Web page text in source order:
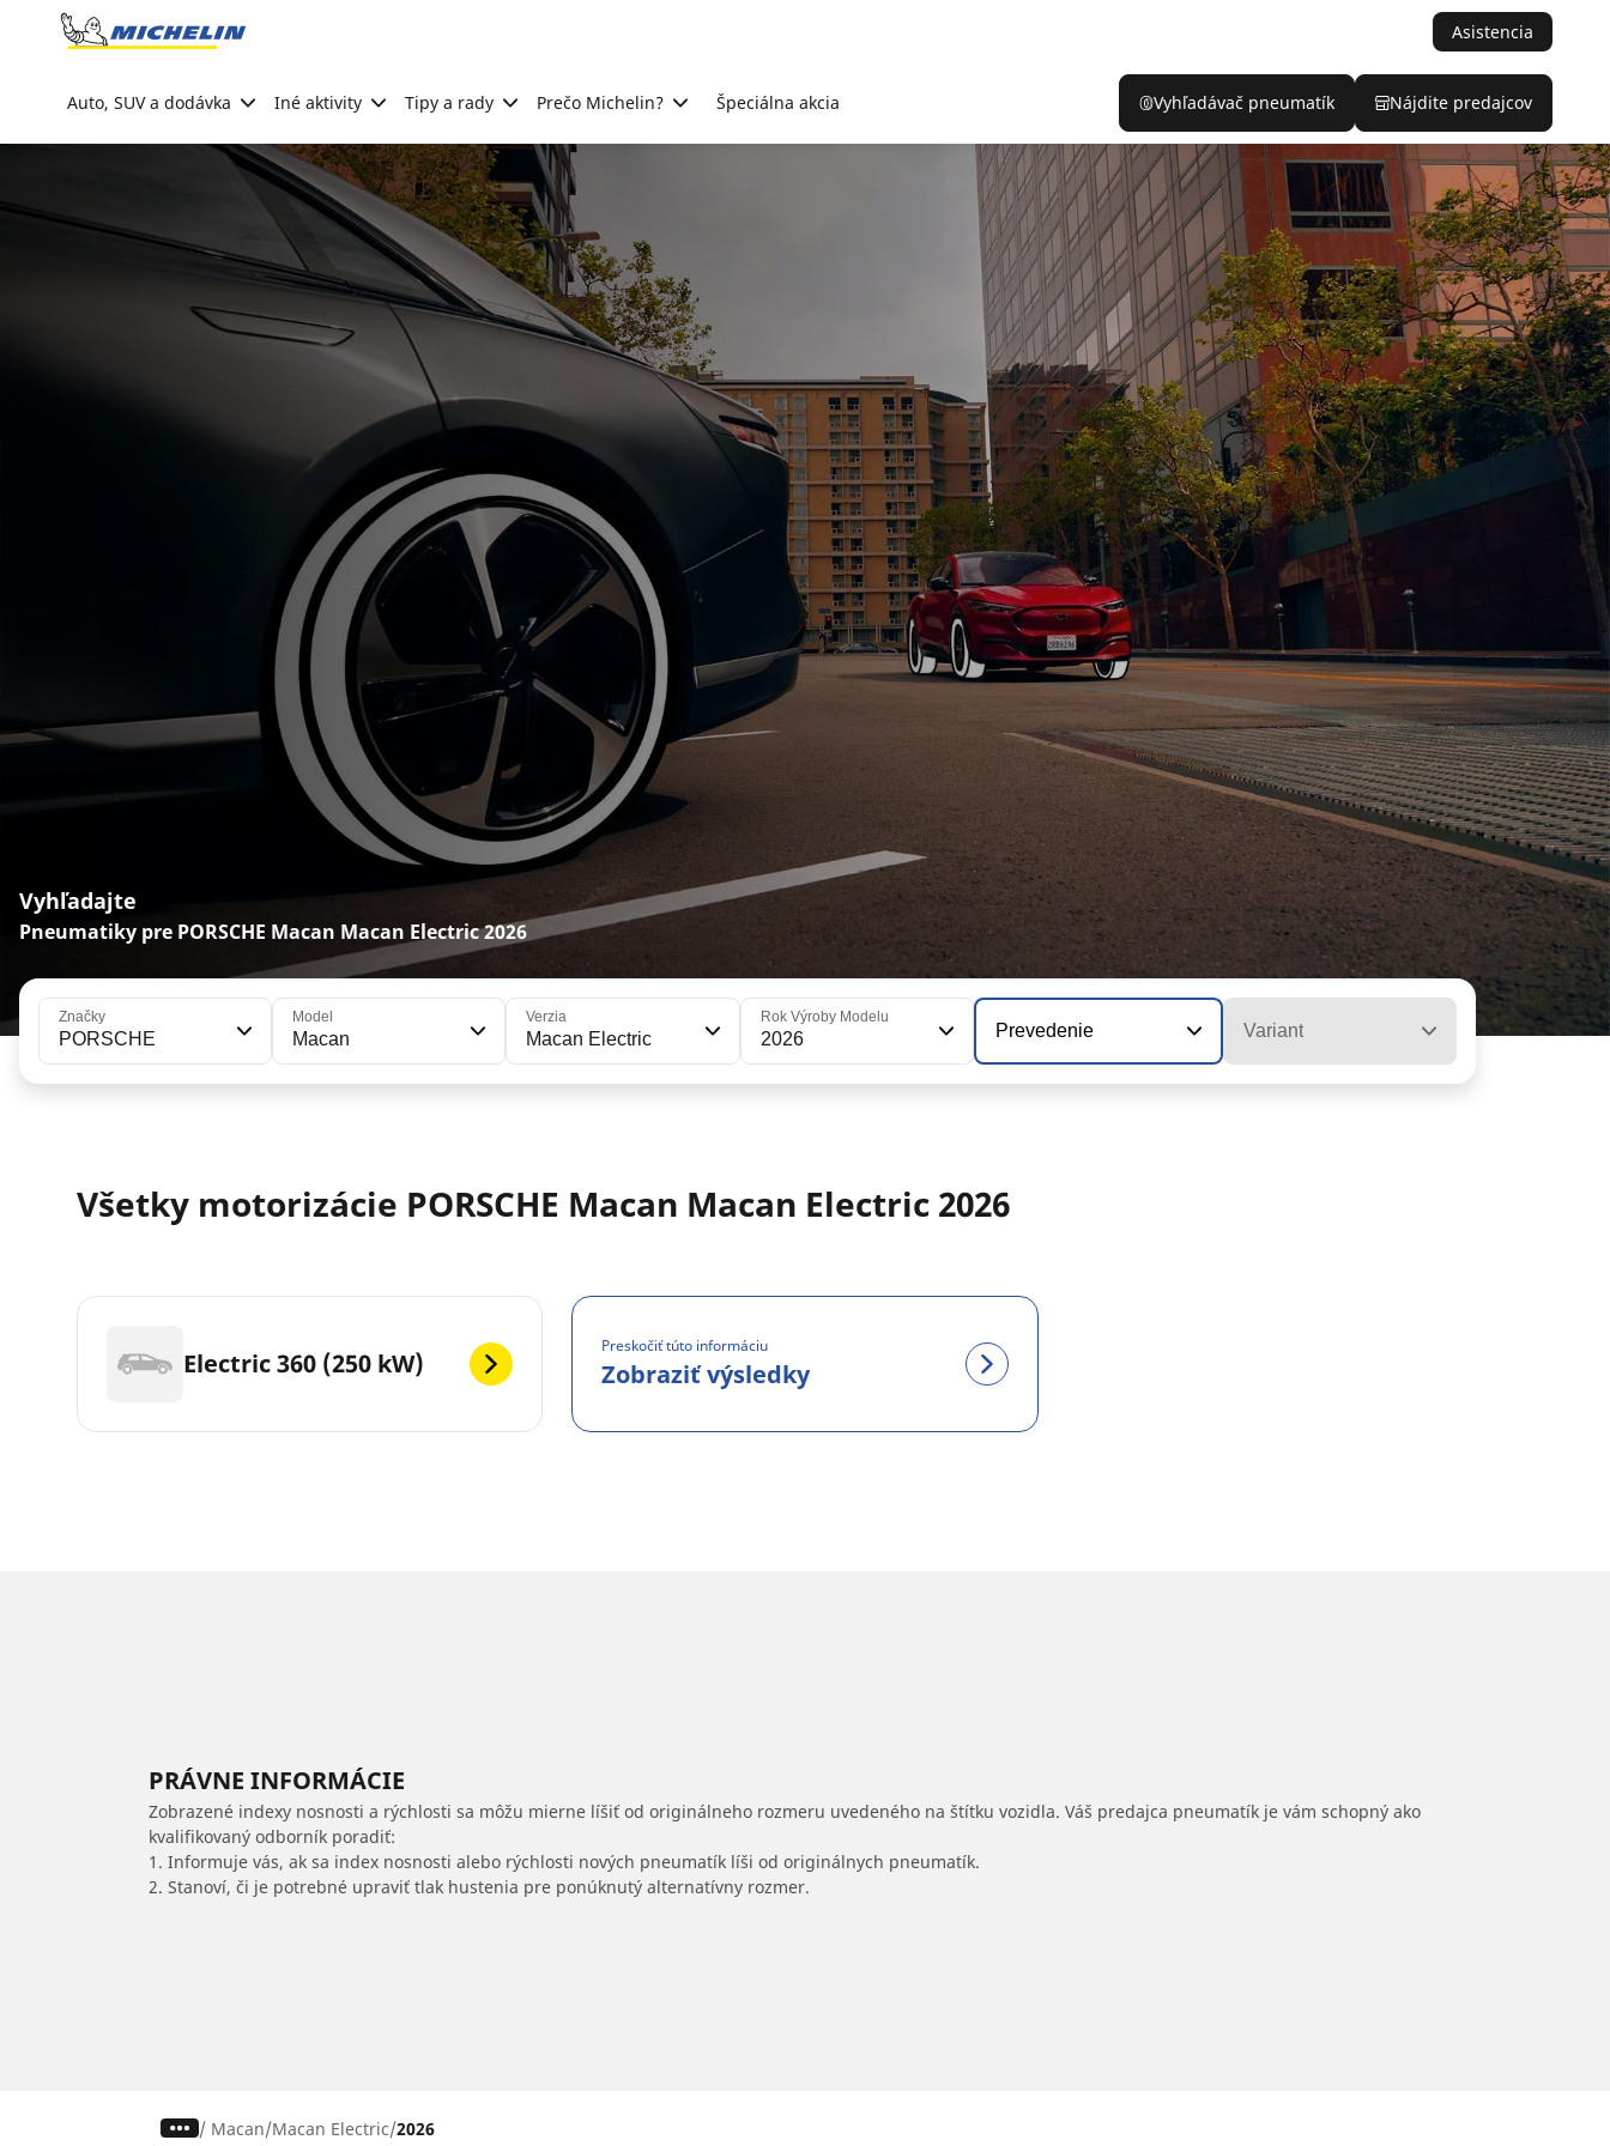
Go to page content
Asistencia
Auto, SUV a dodávka Iné aktivity Tipy a rady Prečo Michelin? Špeciálna akcia Vyhľadávač pneumatík Nájdite predajcov
Vyhľadajte
Pneumatiky pre PORSCHE Macan Macan Electric 2026
Značky
PORSCHE
Model
Macan
Verzia
Macan Electric
Rok Výroby Modelu
2026 Prevedenie Variant
Všetky motorizácie PORSCHE Macan Macan Electric 2026
Electric 360 (250 kW)
Preskočiť túto informáciu
Zobraziť výsledky
PRÁVNE INFORMÁCIE
Zobrazené indexy nosnosti a rýchlosti sa môžu mierne líšiť od originálneho rozmeru uvedeného na štítku vozidla. Váš predajca pneumatík je vám schopný ako
kvalifikovaný odborník poradiť:
1. Informuje vás, ak sa index nosnosti alebo rýchlosti nových pneumatík líši od originálnych pneumatík.
2. Stanoví, či je potrebné upraviť tlak hustenia pre ponúknutý alternatívny rozmer.
/ Macan Macan Electric 2026